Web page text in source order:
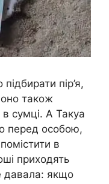
пір’я,
також
сумці. А Такуа
перед особою,
в
приходять
давала: якщо